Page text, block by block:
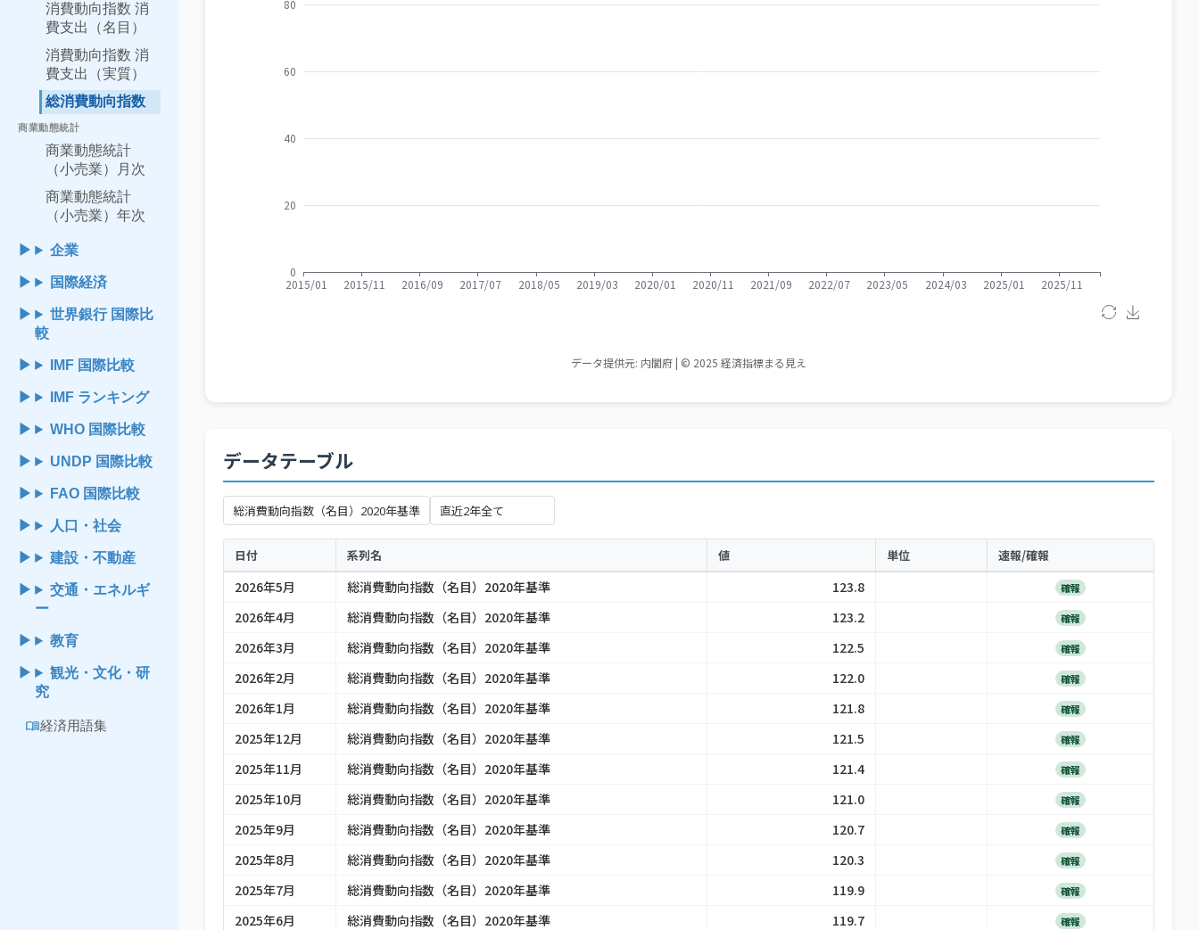
消費動向指数 消
費支出（名目）
消費動向指数 消
費支出（実質）
総消費動向指数
商業動態統計
商業動態統計
（小売業）月次
商業動態統計
（小売業）年次
企業
国際経済
世界銀行 国際比
較
IMF 国際比較
IMF ランキング
WHO 国際比較
UNDP 国際比較
FAO 国際比較
人口・社会
建設・不動産
交通・エネルギ
ー
教育
観光・文化・研
究
menu_book経済用語集
データテーブル
日付 系列名 値 単位 速報/確報
2026年5月 総消費動向指数（名目）2020年基準 123.8 確報
2026年4月 総消費動向指数（名目）2020年基準 123.2 確報
2026年3月 総消費動向指数（名目）2020年基準 122.5 確報
2026年2月 総消費動向指数（名目）2020年基準 122.0 確報
2026年1月 総消費動向指数（名目）2020年基準 121.8 確報
2025年12月 総消費動向指数（名目）2020年基準 121.5 確報
2025年11月 総消費動向指数（名目）2020年基準 121.4 確報
2025年10月 総消費動向指数（名目）2020年基準 121.0 確報
2025年9月 総消費動向指数（名目）2020年基準 120.7 確報
2025年8月 総消費動向指数（名目）2020年基準 120.3 確報
2025年7月 総消費動向指数（名目）2020年基準 119.9 確報
2025年6月 総消費動向指数（名目）2020年基準 119.7 確報